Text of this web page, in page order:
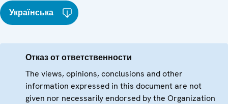
Українська
Отказ от ответственности
The views, opinions, conclusions and other
information expressed in this document are not
given nor necessarily endorsed by the Organization